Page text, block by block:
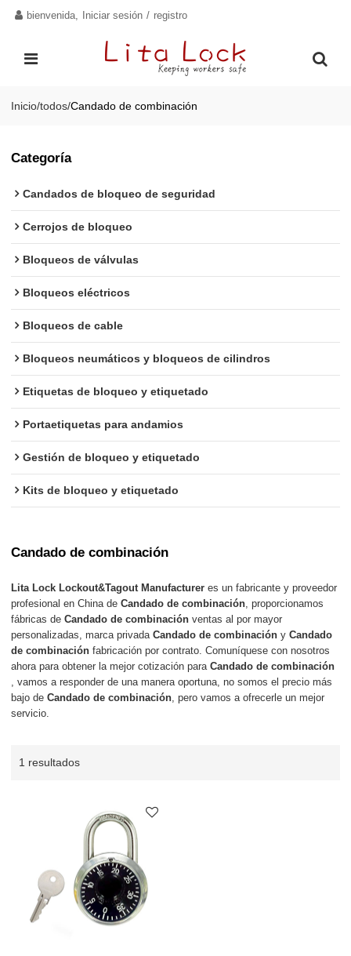
bienvenida, Iniciar sesión / registro
Inicio/todos/Candado de combinación
Categoría
Candados de bloqueo de seguridad
Cerrojos de bloqueo
Bloqueos de válvulas
Bloqueos eléctricos
Bloqueos de cable
Bloqueos neumáticos y bloqueos de cilindros
Etiquetas de bloqueo y etiquetado
Portaetiquetas para andamios
Gestión de bloqueo y etiquetado
Kits de bloqueo y etiquetado
Candado de combinación
Lita Lock Lockout&Tagout Manufacturer es un fabricante y proveedor
profesional en China deCandado de combinación , proporcionamos
fábricas deCandado de combinación ventas al por mayor
personalizadas, marca privadaCandado de combinación yCandado
de combinación fabricación por contrato. Comuníquese con nosotros
ahora para obtener la mejor cotización paraCandado de combinación
, vamos a responder de una manera oportuna, no somos el precio más
bajo deCandado de combinación , pero vamos a ofrecerle un mejor
servicio.
1 resultados